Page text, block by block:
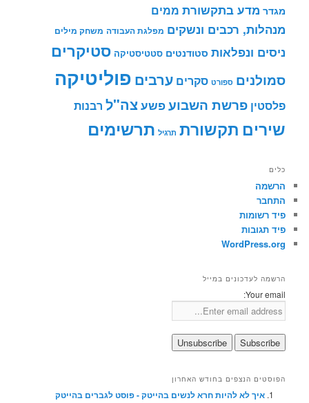
מגדר מדע בתקשורת ממים
מנהלות, רכבים ונשקים מפלגת העבודה משחק מילים
ניסים ונפלאות סטודנטים סטטיסטיקה סטיקרים
סמולנים ספורט סקרים ערבים פוליטיקה
פלסטין פרשת השבועפשעצה"ל רבנות
שירים תקשורת תרגיל תרשימים
כלים
הרשמה
התחבר
פיד רשומות
פיד תגובות
WordPress.org
הרשמה לעדכונים במייל
Your email:
הפוסטים הנצפים בחודש האחרון
איך לא להיות חרא לנשים בהייטק - פוסט לגברים בהייטק